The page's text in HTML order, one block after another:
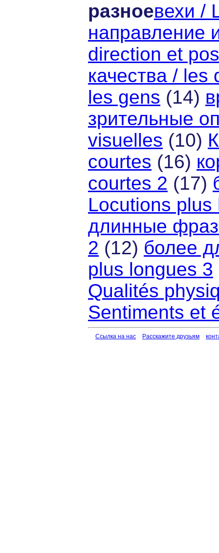
разноевехи /
направление
direction et
качества /
les gens (14)
зрительные
visuelles (10)
courtes (16)
courtes 2 (17)
Locutions plus
длинные
2 (12) более
plus longues 3
Qualités
Sentiments et
Ссылка на нас Расскажите друзьям